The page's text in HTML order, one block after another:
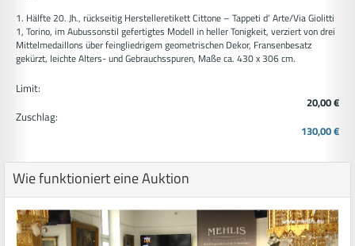
1. Hälfte 20. Jh., rückseitig Herstelleretikett Cittone – Tappeti d‘ Arte/Via Giolitti
1, Torino, im Aubussonstil gefertigtes Modell in heller Tonigkeit, verziert von drei
Mittelmedaillons über feingliedrigem geometrischen Dekor, Fransenbesatz
gekürzt, leichte Alters- und Gebrauchsspuren, Maße ca. 430 x 306 cm.
Limit:
20,00 €
Zuschlag:
130,00 €
Wie funktioniert eine Auktion